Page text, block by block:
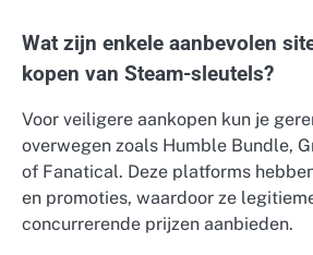
Wat zijn enkele aanbevolen
kopen van Steam-sleutels?
Voor veiligere aankopen kun je
overwegen zoals Humble Bundle,
of Fanatical. Deze platforms
en promoties, waardoor ze
concurrerende prijzen aanbieden.